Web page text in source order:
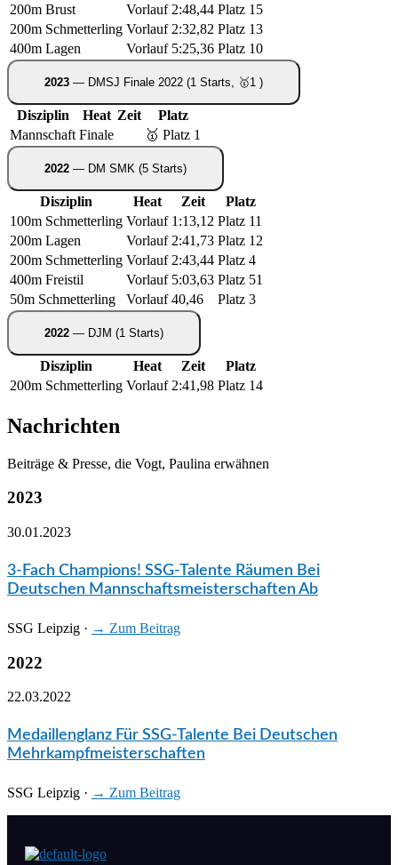
200m Brust
Vorlauf 2:48,44 Platz 15
200m Schmetterling Vorlauf 2:32,82 Platz 13
400m Lagen
Vorlauf 5:25,36 Platz 10
2023 — DMSJ Finale 2022 (1 Starts, 🥇1 )
Disziplin Heat Zeit
Platz
Mannschaft Finale 🥇 Platz 1
2022 — DM SMK (5 Starts)
Disziplin Heat Zeit
Platz
100m Schmetterling Vorlauf 1:13,12 Platz 11
200m Lagen
Vorlauf 2:41,73 Platz 12
200m Schmetterling Vorlauf 2:43,44 Platz 4
400m Freistil
Vorlauf 5:03,63 Platz 51
50m Schmetterling
Vorlauf 40,46 Platz 3
2022 — DJM (1 Starts)
Disziplin Heat Zeit
Platz
200m Schmetterling Vorlauf 2:41,98 Platz 14
Nachrichten
Beiträge & Presse, die Vogt, Paulina erwähnen
2023
30.01.2023
3-Fach Champions! SSG-Talente Räumen Bei
Deutschen Mannschaftsmeisterschaften Ab
SSG Leipzig · → Zum Beitrag
2022
22.03.2022
Medaillenglanz Für SSG-Talente Bei Deutschen
Mehrkampfmeisterschaften
SSG Leipzig · → Zum Beitrag